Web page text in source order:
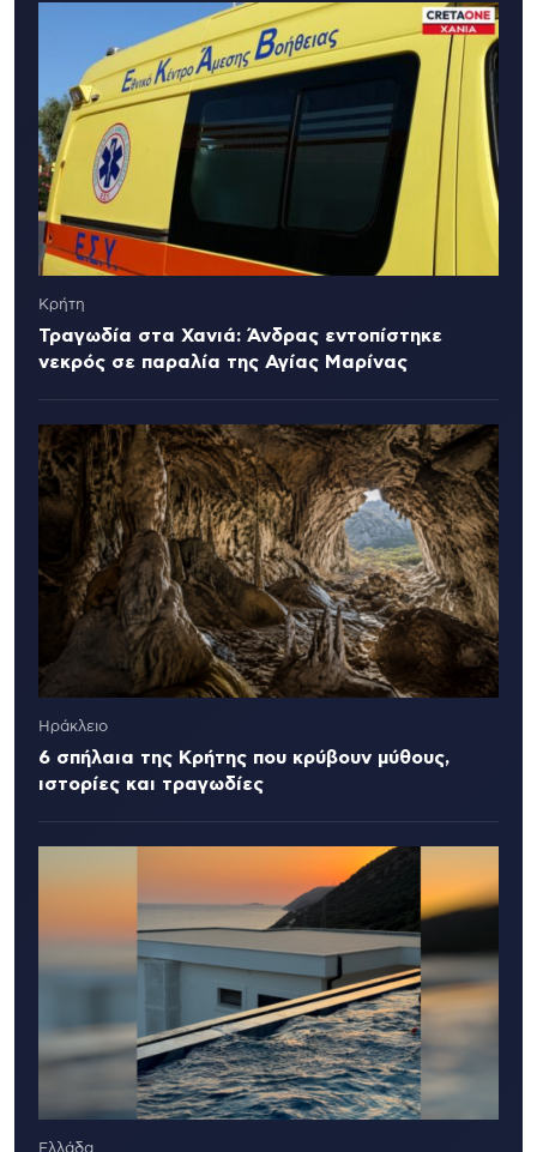
Κρήτη
Τραγωδία στα Χανιά: Άνδρας εντοπίστηκε
νεκρός σε παραλία της Αγίας Μαρίνας
Ηράκλειο
6 σπήλαια της Κρήτης που κρύβουν μύθους,
ιστορίες και τραγωδίες